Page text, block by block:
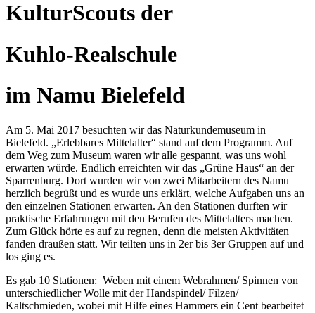
KulturScouts der
Kuhlo-Realschule
im Namu Bielefeld
Am 5. Mai 2017 besuchten wir das Naturkundemuseum in
Bielefeld. „Erlebbares Mittelalter“ stand auf dem Programm. Auf
dem Weg zum Museum waren wir alle gespannt, was uns wohl
erwarten würde. Endlich erreichten wir das „Grüne Haus“ an der
Sparrenburg. Dort wurden wir von zwei Mitarbeitern des Namu
herzlich begrüßt und es wurde uns erklärt, welche Aufgaben uns an
den einzelnen Stationen erwarten. An den Stationen durften wir
praktische Erfahrungen mit den Berufen des Mittelalters machen.
Zum Glück hörte es auf zu regnen, denn die meisten Aktivitäten
fanden draußen statt. Wir teilten uns in 2er bis 3er Gruppen auf und
los ging es.
Es gab 10 Stationen: Weben mit einem Webrahmen/ Spinnen von
unterschiedlicher Wolle mit der Handspindel/ Filzen/
Kaltschmieden, wobei mit Hilfe eines Hammers ein Cent bearbeitet